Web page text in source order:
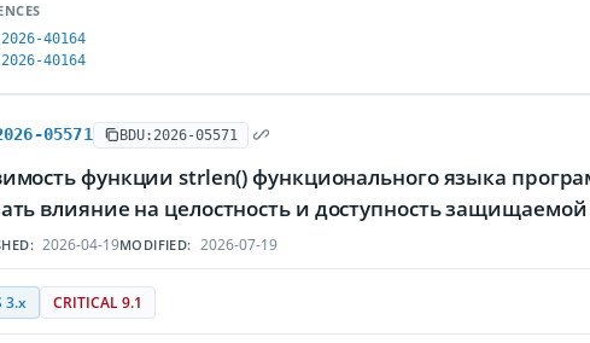
2026-40164
2026-40164
05571 BDU:2026-05571
функции strlen() функционального языка
влияние на целостность и доступность
2026-04-19MODIFIED: 2026-07-19
3.x CRITICAL 9.1